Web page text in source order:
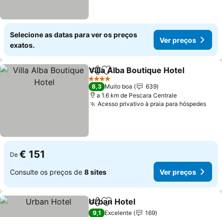
Selecione as datas para ver os preços
exatos.
Ver preços
PartilharAdicionar aos favoritos
Villa Alba Boutique Hotel
4 Estrelas
8,3 Muito boa
639
a 1.6 km de Pescara Centrale
Acesso privativo à praia para hóspedesVer
De € 151
Consulte os preços de 8 sites Ver preços
PartilharAdicionar aos favoritos
Urban Hotel
9,1 Excelente
169